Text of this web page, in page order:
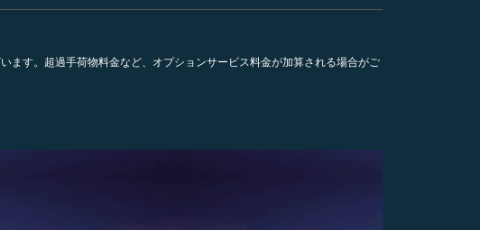
す。超過手荷物料金など、オプションサービス料金が加算される場合がご